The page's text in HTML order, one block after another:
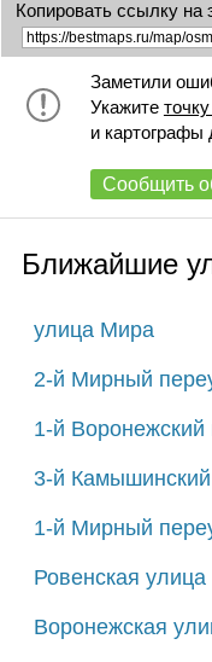
Копировать ссылку на
Заметили
Укажите
и картографы
Сообщить
Ближайшие
улица Мира
2-й Мирный
1-й Воронежский
3-й
1-й Мирный
Ровенская улица
Воронежская